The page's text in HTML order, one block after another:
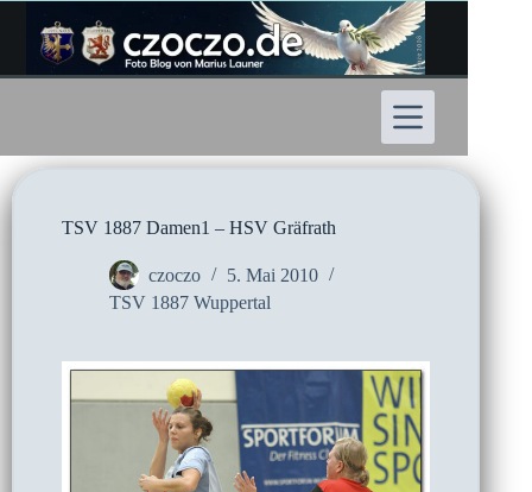
Inhalt
springen
TSV 1887 Damen1 – HSV Gräfrath
czoczo
5. Mai 2010
TSV 1887 Wuppertal